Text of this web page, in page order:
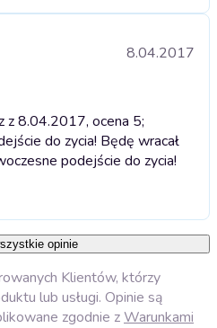
8.04.2017
z 8.04.2017, ocena 5;
do zycia! Będę wracał
podejście do zycia!
opinie
Klientów, którzy
lub usługi. Opinie są
zgodnie zWarunkami